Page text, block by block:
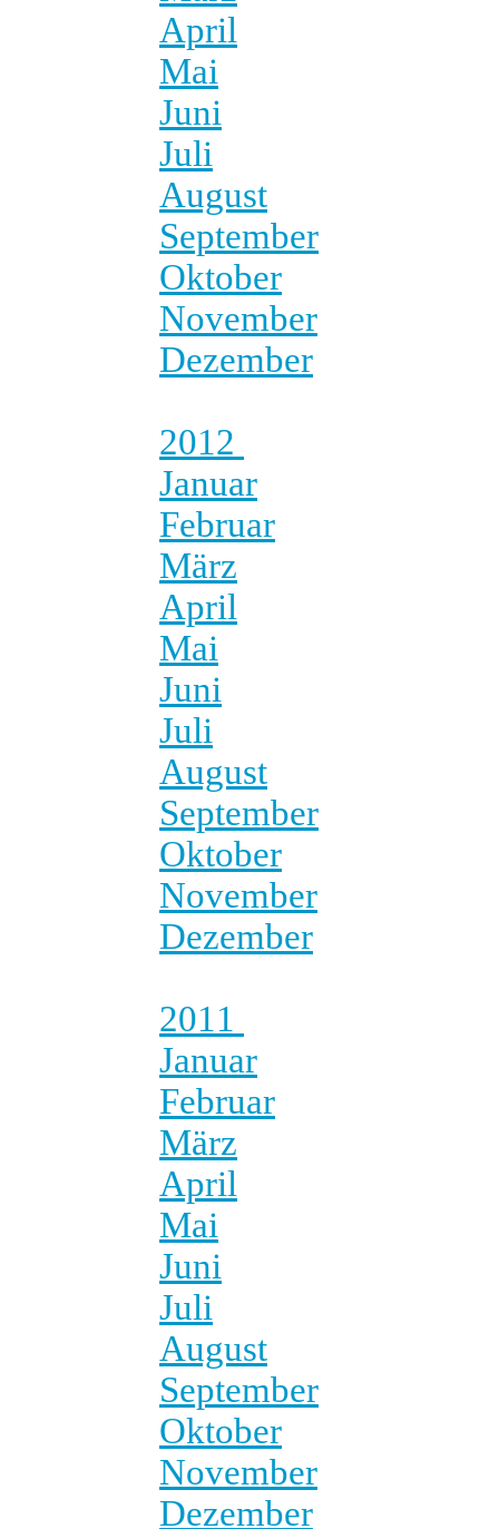
April
Mai
Juni
Juli
August
September
Oktober
November
Dezember
2012
Januar
Februar
März
April
Mai
Juni
Juli
August
September
Oktober
November
Dezember
2011
Januar
Februar
März
April
Mai
Juni
Juli
August
September
Oktober
November
Dezember